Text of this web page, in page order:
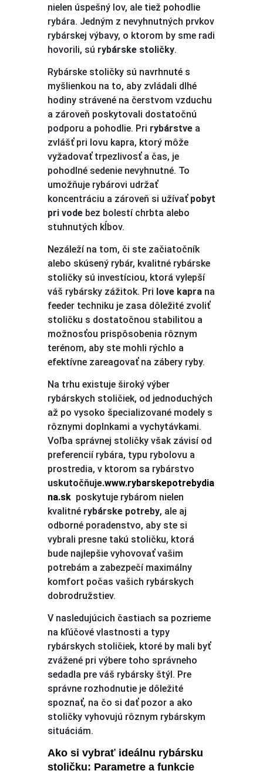
nielen úspešný lov, ale tiež pohodlie
rybára. Jedným z nevyhnutných prvkov
rybárskej výbavy, o ktorom by sme radi
hovorili, sú rybárske stoličky.
Rybárske stoličky sú navrhnuté s
myšlienkou na to, aby zvládali dlhé
hodiny strávené na čerstvom vzduchu
a zároveň poskytovali dostatočnú
podporu a pohodlie. Pri rybárstvea
zvlášť pri lovu kapra, ktorý môže
vyžadovať trpezlivosť a čas, je
pohodlné sedenie nevyhnutné. To
umožňuje rybárovi udržať
koncentráciu a zároveň si užívať pobyt
pri vodebez bolestí chrbta alebo
stuhnutých kĺbov.
Nezáleží na tom, či ste začiatočník
alebo skúsený rybár, kvalitné rybárske
stoličky sú investíciou, ktorá vylepší
váš rybársky zážitok. Pri love kaprana
feeder techniku je zasa dôležité zvoliť
stoličku s dostatočnou stabilitou a
možnosťou prispôsobenia rôznym
terénom, aby ste mohli rýchlo a
efektívne zareagovať na zábery ryby.
Na trhu existuje široký výber
rybárskych stoličiek, od jednoduchých
až po vysoko špecializované modely s
rôznymi doplnkami a vychytávkami.
Voľba správnej stoličky však závisí od
preferencií rybára, typu rybolovu a
prostredia, v ktorom sa rybárstvo
uskutočňuje.www.rybarskepotrebydia
na.sk poskytuje rybárom nielen
kvalitné rybárske potreby, ale aj
odborné poradenstvo, aby ste si
vybrali presne takú stoličku, ktorá
bude najlepšie vyhovovať vašim
potrebám a zabezpečí maximálny
komfort počas vašich rybárskych
dobrodružstiev.
V nasledujúcich častiach sa pozrieme
na kľúčové vlastnosti a typy
rybárskych stoličiek, ktoré by mali byť
zvážené pri výbere toho správneho
sedadla pre váš rybársky štýl. Pre
správne rozhodnutie je dôležité
spoznať, na čo si dať pozor a ako
stoličky vyhovujú rôznym rybárskym
situáciám.
Ako si vybrať ideálnu rybársku
stoličku: Parametre a funkcie